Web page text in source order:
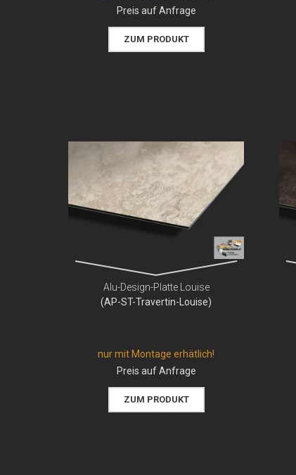
Preis auf Anfrage
ZUM PRODUKT
Alu-Design-Platte Louise
(AP-ST-Travertin-Louise)
nur mit Montage erhätlich!
Preis auf Anfrage
ZUM PRODUKT